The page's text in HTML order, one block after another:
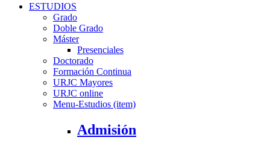
ESTUDIOS
Grado
Doble Grado
Máster
Presenciales
Doctorado
Formación Continua
URJC Mayores
URJC online
Menu-Estudios (item)
Admisión